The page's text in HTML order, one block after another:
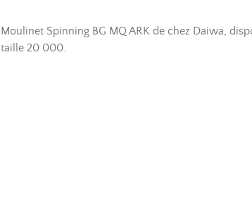
Moulinet Spinning BG MQ ARK de chez Daiwa,
taille 20 000.